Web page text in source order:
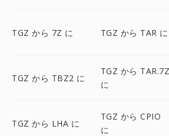
TGZ から 7Z に TGZ から TAR に
TGZ から TBZ2 に
TGZ から TAR.7Z
に
TGZ から LHA に
TGZ から CPIO
に